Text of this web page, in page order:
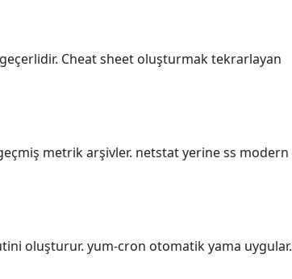
Cheat sheet oluşturmak tekrarlayan
metrik arşivler. netstat yerine ss modern
oluşturur. yum-cron otomatik yama uygular.